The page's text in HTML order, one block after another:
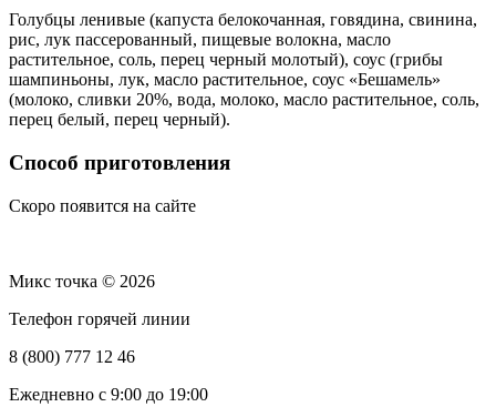
Голубцы ленивые (капуста белокочанная, говядина, свинина,
рис, лук пассерованный, пищевые волокна, масло
растительное, соль, перец черный молотый), соус (грибы
шампиньоны, лук, масло растительное, соус «Бешамель»
(молоко, сливки 20%, вода, молоко, масло растительное, соль,
перец белый, перец черный).
Способ приготовления
Скоро появится на сайте
Микс точка © 2026
Телефон горячей линии
8 (800) 777 12 46
Ежедневно с 9:00 до 19:00